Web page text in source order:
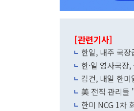
[관련기사]
한일, 내주 국
한·일 영사국장
김건, 내일 한
美 전직 관리들
한미 NCG 1차